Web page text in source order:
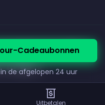
Uitbetalen
Cadeaubonnen
de afgelopen 24 uur
Privacybeleid
•Colofon